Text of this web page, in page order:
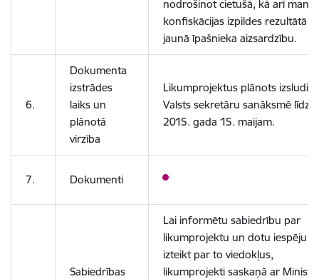
nodrošinot cietušā, kā arī
konfiskācijas izpildes rezultātā
jaunā īpašnieka aizsardzību.
6.
Dokumenta
izstrādes
laiks un
plānotā
virzība
Likumprojektus plānots
Valsts sekretāru sanāksmē līdz
2015. gada 15. maijam.
7. Dokumenti
Sabiedrības
Lai informētu sabiedrību par
likumprojektu un dotu iespēju
izteikt par to viedokļus,
likumprojekti saskaņā ar